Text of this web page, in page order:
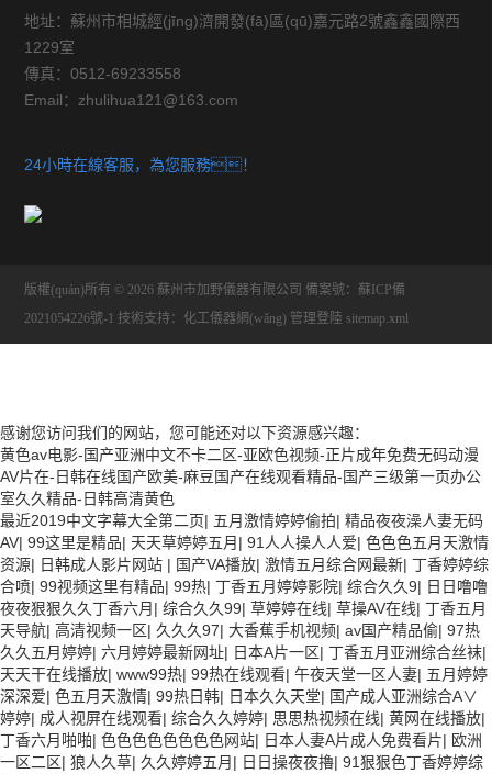
地址：蘇州市相城經(jīng)濟開發(fā)區(qū)嘉元路2號鑫鑫國際西
1229室
傳真：0512-69233558
Email：zhulihua121@163.com
24小時在線客服，為您服務！
版權(quán)所有 © 2026 蘇州市加野儀器有限公司備案號：蘇ICP備
2021054226號-1 技術支持： 化工儀器網(wǎng) 管理登陸 sitemap.xml
感谢您访问我们的网站，您可能还对以下资源感兴趣：
黄色av电影-国产亚洲中文不卡二区-亚欧色视频-正片成年免费无码动漫
AV片在-日韩在线国产欧美-麻豆国产在线观看精品-国产三级第一页办公
室久久精品-日韩高清黄色
最近2019中文字幕大全第二页| 五月激情婷婷偷拍| 精品夜夜澡人妻无码
AV| 99这里是精品| 天天草婷婷五月 | 91人人操人人爱| 色色色五月天激情
资源| 日韩成人影片网站 | 国产VA播放| 激情五月综合网最新| 丁香婷婷综
合喷| 99视频这里有精品| 99热| 丁香五月婷婷影院| 综合久久9| 日日噜噜
夜夜狠狠久久丁香六月 | 综合久久99| 草婷婷在线| 草操AV在线| 丁香五月
天导航| 高清视频一区| 久久久97| 大香蕉手机视频| av国产精品偷| 97热
久久五月婷婷| 六月婷婷最新网址| 日本A片一区| 丁香五月亚洲综合丝袜|
天天干在线播放| www99热| 99热在线观看| 午夜天堂一区人妻| 五月婷婷
深深爱| 色五月天激情| 99热日韩| 日本久久天堂| 国产成人亚洲综合A∨
婷婷| 成人视屏在线观看| 综合久久婷婷| 思思热视频在线| 黄网在线播放|
丁香六月啪啪| 色色色色色色色色网站| 日本人妻A片成人免费看片| 欧洲
一区二区| 狼人久草| 久久婷婷五月 | 日日操夜夜擼| 91狠狠色丁香婷婷综